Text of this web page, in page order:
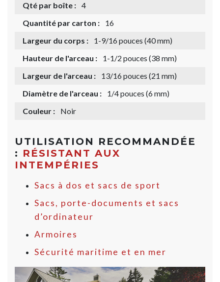
Qté par boîte : 4
Quantité par carton :
16
Largeur du corps :
1-9/16 pouces (40 mm)
Hauteur de l'arceau :
1-1/2 pouces (38 mm)
Largeur de l'arceau :
13/16 pouces (21 mm)
Diamètre de l'arceau :
1/4 pouces (6 mm)
Couleur :
Noir
UTILISATION RECOMMANDÉE
: RÉSISTANT AUX
INTEMPÉRIES
Sacs à dos et sacs de sport
Sacs, porte-documents et sacs
d’ordinateur
Armoires
Sécurité maritime et en mer